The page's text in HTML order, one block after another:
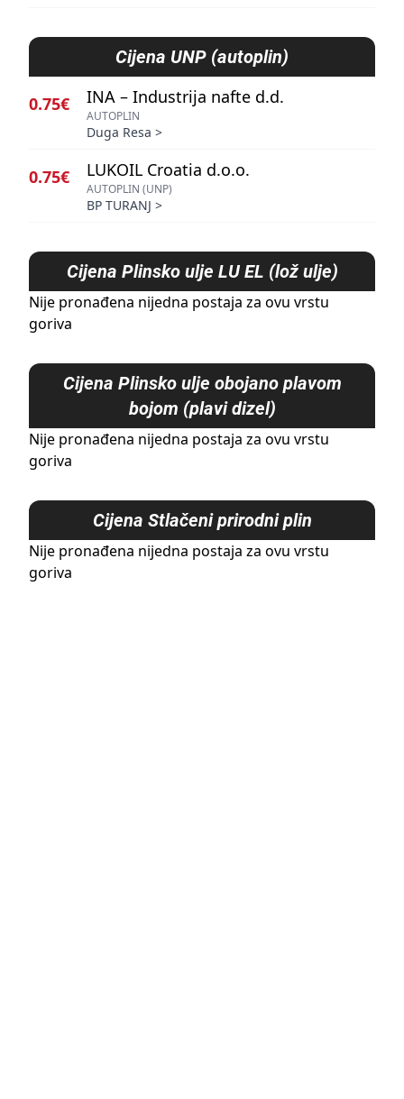
Cijena UNP (autoplin)
0.75€ INA – Industrija nafte d.d.
AUTOPLIN
Duga Resa >
0.75€ LUKOIL Croatia d.o.o.
AUTOPLIN (UNP)
BP TURANJ >
Cijena Plinsko ulje LU EL (lož ulje)
Nije pronađena nijedna postaja za ovu vrstu
goriva
Cijena Plinsko ulje obojano plavom
bojom (plavi dizel)
Nije pronađena nijedna postaja za ovu vrstu
goriva
Cijena Stlačeni prirodni plin
Nije pronađena nijedna postaja za ovu vrstu
goriva